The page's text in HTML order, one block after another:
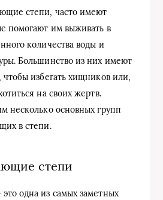
степи, часто имеют
помогают им выживать в
количества воды и
Большинство из них имеют
избегать хищников или,
на своих жертв.
несколько основных групп
в степи.
степи
одна из самых заметных